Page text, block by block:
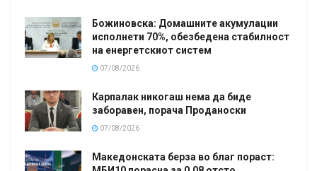
Божиновска: Домашните акумулации
исполнети 70%, обезбедена стабилност
на енергетскиот систем
07/08/2026
Карпалак никогаш нема да биде
заборавен, порача Проданоски
07/08/2026
Македонската берза во благ пораст: